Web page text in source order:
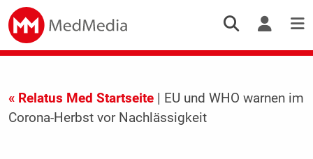
« Relatus Med Startseite| EU und WHO warnen im
Corona-Herbst vor Nachlässigkeit